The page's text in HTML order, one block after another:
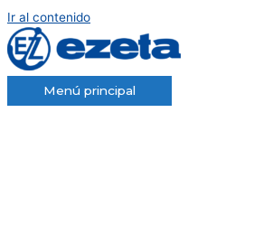
Ir al contenido
Menú principal